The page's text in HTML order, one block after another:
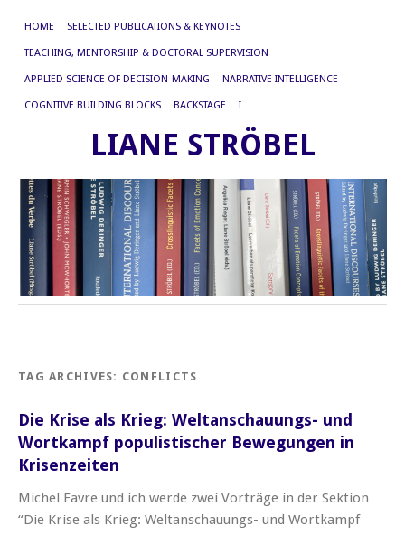
HOME SELECTED PUBLICATIONS & KEYNOTES
TEACHING, MENTORSHIP & DOCTORAL SUPERVISION
APPLIED SCIENCE OF DECISION-MAKING NARRATIVE INTELLIGENCE
COGNITIVE BUILDING BLOCKS BACKSTAGE I
LIANE STRÖBEL
TAG ARCHIVES: CONFLICTS
Die Krise als Krieg: Weltanschauungs- und
Wortkampf populistischer Bewegungen in
Krisenzeiten
Michel Favre und ich werde zwei Vorträge in der Sektion
“Die Krise als Krieg: Weltanschauungs- und Wortkampf